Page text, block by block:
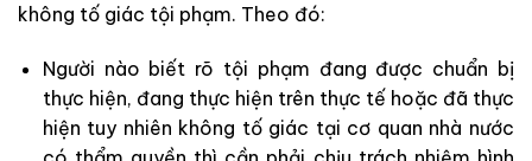
không tố giác tội phạm. Theo đó:
Người nào biết rõ tội phạm đang được chuẩn bị
thực hiện, đang thực hiện trên thực tế hoặc đã thực
hiện tuy nhiên không tố giác tại cơ quan nhà nước